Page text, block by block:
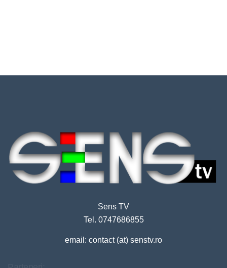
Sens TV
Tel. 0747686855
email: contact (at) senstv.ro